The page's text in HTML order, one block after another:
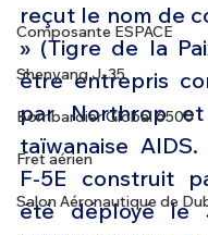
Composante ESPACE
Shenyang J-35
Bombardier Global 6500
Fret aérien
Salon Aéronautique de
reçut le nom de
» (Tigre de la
être entrepris
par Northrop
taïwanaise
F-5E construit
été déployé le